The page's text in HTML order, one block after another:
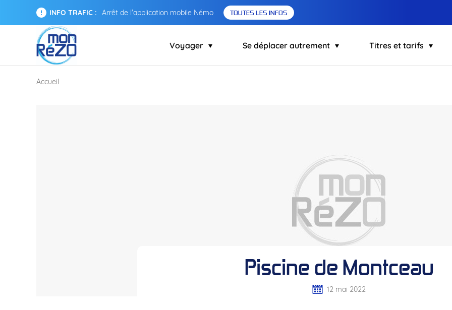
INFO TRAFIC : Arrêt de l'application mobile Némo TOUTES LES INFOS
Voyager Se déplacer autrement Titres et tarifs
Accueil
Piscine de Montceau
12 mai 2022